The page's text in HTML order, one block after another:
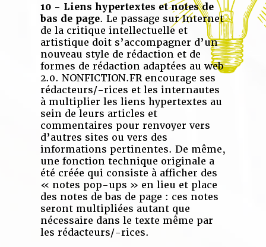
10 - Liens hypertextes et notes de
bas de page. Le passage sur Internet
de la critique intellectuelle et
artistique doit s’accompagner d’un
nouveau style de rédaction et de
formes de rédaction adaptées au web
2.0. NONFICTION.FR encourage ses
rédacteurs/-rices et les internautes
à multiplier les liens hypertextes au
sein de leurs articles et
commentaires pour renvoyer vers
d’autres sites ou vers des
informations pertinentes. De même,
une fonction technique originale a
été créée qui consiste à afficher des
« notes pop-ups » en lieu et place
des notes de bas de page : ces notes
seront multipliées autant que
nécessaire dans le texte même par
les rédacteurs/-rices.